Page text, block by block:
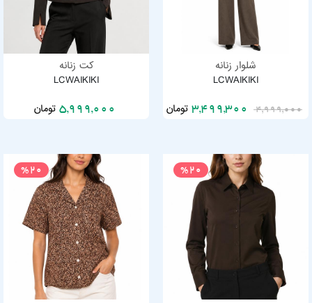
شلوار زنانه
LCWAIKIKI
4,999,000 تومان
کت زنانه
LCWAIKIKI
5,999,000 تومان
%20
%20